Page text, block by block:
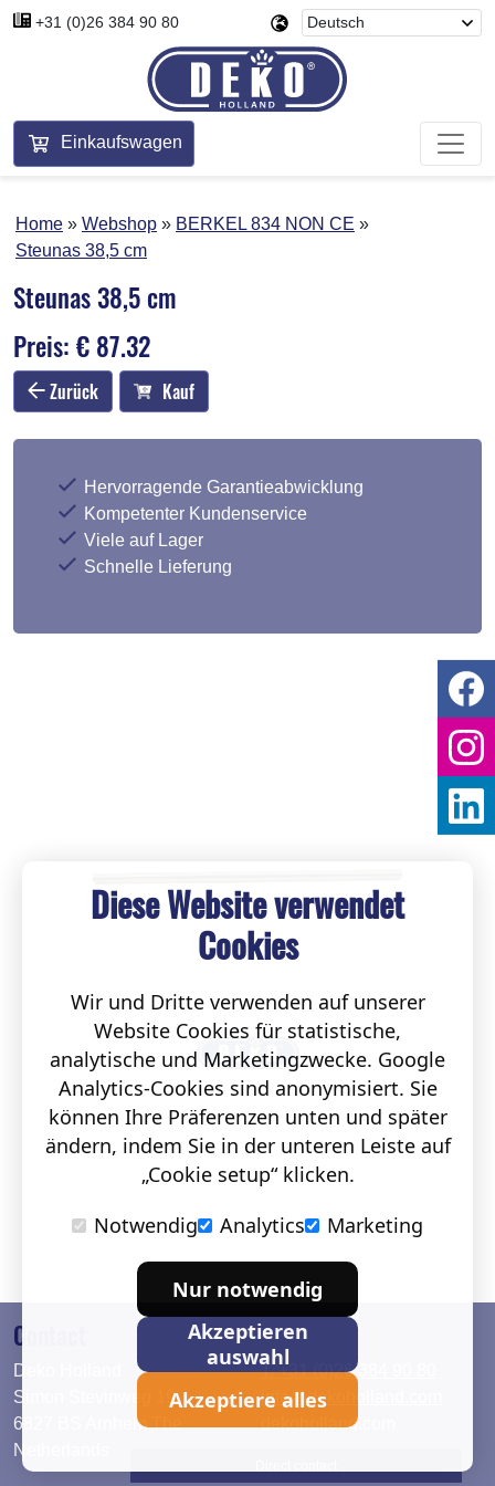
+31 (0)26 384 90 80
Einkaufswagen
Home Webshop
BERKEL 834 NON CE
Steunas 38,5 cm
Steunas 38,5 cm
Preis: € 87.32
Zurück Kauf
Hervorragende Garantieabwicklung
Kompetenter Kundenservice
Viele auf Lager
Schnelle Lieferung
Contact
Deko Holland
Simon Stevinweg 19
6827 BS Arnhem The
Netherlands
T. +31 (0)26 384 90 80
info@dekoholland.com
dekoholland.com
Diese Website verwendet
Cookies
Wir und Dritte verwenden auf unserer
Website Cookies für statistische,
analytische und Marketingzwecke. Google
Analytics-Cookies sind anonymisiert. Sie
können Ihre Präferenzen unten und später
ändern, indem Sie in der unteren Leiste auf
„Cookie setup“ klicken.
Notwendig
Analytics Marketing
Nur notwendig
Akzeptieren
auswahl
Akzeptiere alles